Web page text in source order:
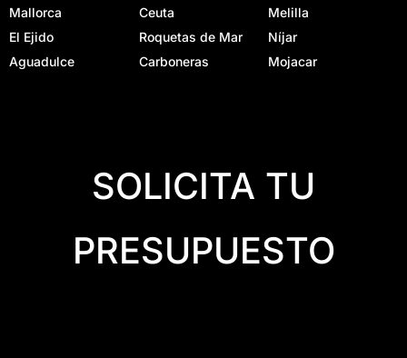
Mallorca
Ceuta
Melilla
El Ejido
Roquetas de Mar
Níjar
Aguadulce
Carboneras Mojacar
SOLICITA TU
PRESUPUESTO